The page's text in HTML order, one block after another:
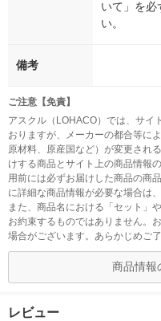
いて」を必
い。
備考
ご注意【免責】
アスクル（LOHACO）では、サイ
おりますが、メーカーの都合等に
原材料、原産国など）が変更され
けする商品とサイト上の商品情報
用前には必ずお届けした商品の商
に詳細な商品情報が必要な場合は
また、商品名における「セット」
お約束するものではありません。
場合がございます。あらかじめご了
商品情報
レビュー